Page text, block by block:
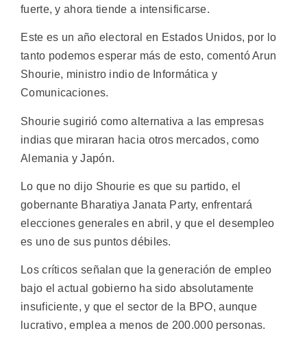
fuerte, y ahora tiende a intensificarse.
Este es un año electoral en Estados Unidos, por lo
tanto podemos esperar más de esto, comentó Arun
Shourie, ministro indio de Informática y
Comunicaciones.
Shourie sugirió como alternativa a las empresas
indias que miraran hacia otros mercados, como
Alemania y Japón.
Lo que no dijo Shourie es que su partido, el
gobernante Bharatiya Janata Party, enfrentará
elecciones generales en abril, y que el desempleo
es uno de sus puntos débiles.
Los críticos señalan que la generación de empleo
bajo el actual gobierno ha sido absolutamente
insuficiente, y que el sector de la BPO, aunque
lucrativo, emplea a menos de 200.000 personas.